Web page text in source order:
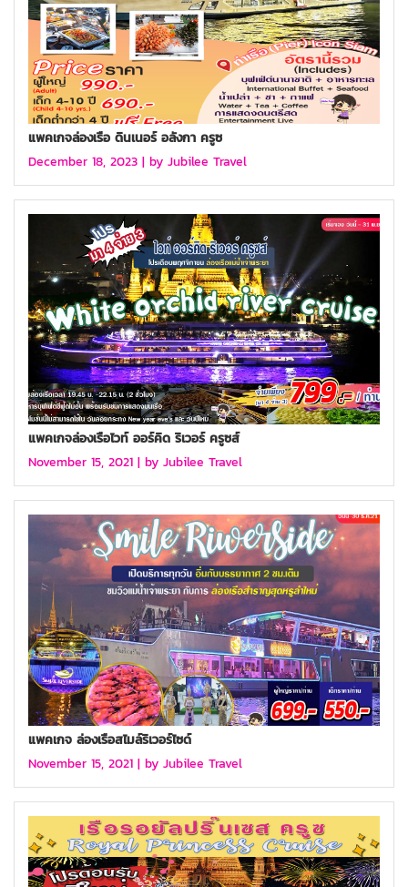
แพคเกจล่องเรือ ดินเนอร์ อลังกา ครูซ
December 18, 2023 | by Jubilee Travel
แพคเกจล่องเรือไวท์ ออร์คิด ริเวอร์ ครูซส์
November 15, 2021 | by Jubilee Travel
แพคเกจ ล่องเรือสไมล์ริเวอร์ไซด์
November 15, 2021 | by Jubilee Travel